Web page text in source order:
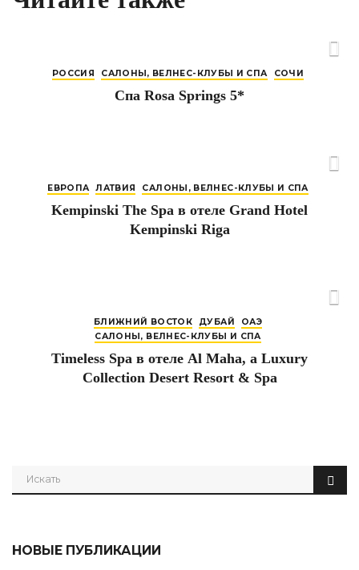
РОССИЯ САЛОНЫ, ВЕЛНЕС-КЛУБЫ И СПА СОЧИ
Спа Rosa Springs 5*
ЕВРОПА ЛАТВИЯ САЛОНЫ, ВЕЛНЕС-КЛУБЫ И СПА
Kempinski The Spa в отеле Grand Hotel
Kempinski Riga
БЛИЖНИЙ ВОСТОК ДУБАЙ
ОАЭ
САЛОНЫ, ВЕЛНЕС-КЛУБЫ И СПА
Timeless Spa в отеле Al Maha, a Luxury
Collection Desert Resort & Spa
НОВЫЕ ПУБЛИКАЦИИ